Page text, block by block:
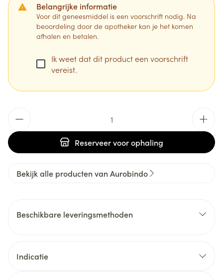
Belangrijke informatie
Voor dit geneesmiddel is een voorschrift nodig. Na
beoordeling door de apotheker kan je het komen
afhalen en betalen.
Ik weet dat dit product een voorschrift
vereist.
Reserveervoor ophaling
Bekijk alle producten van Aurobindo
Beschikbare leveringsmethoden
Indicatie